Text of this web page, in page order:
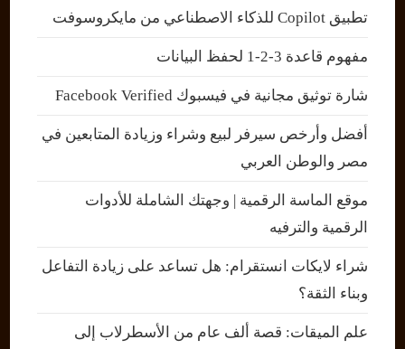
تطبيق Copilot للذكاء الاصطناعي من مايكروسوفت
مفهوم قاعدة 3-2-1 لحفظ البيانات
شارة توثيق مجانية في فيسبوك Facebook Verified
أفضل وأرخص سيرفر لبيع وشراء وزيادة المتابعين في
مصر والوطن العربي
موقع الماسة الرقمية | وجهتك الشاملة للأدوات
الرقمية والترفيه
شراء لايكات انستقرام: هل تساعد على زيادة التفاعل
وبناء الثقة؟
علم الميقات: قصة ألف عام من الأسطرلاب إلى